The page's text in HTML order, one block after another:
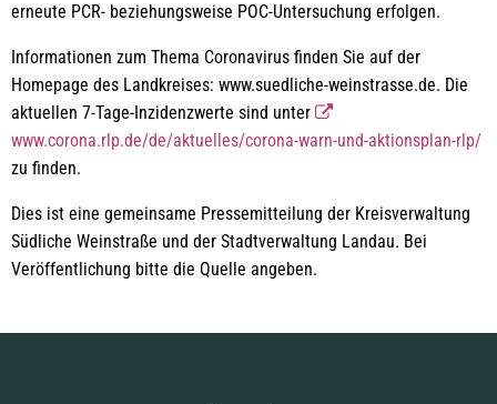
erneute PCR- beziehungsweise POC-Untersuchung erfolgen.
Informationen zum Thema Coronavirus finden Sie auf der
Homepage des Landkreises: www.suedliche-weinstrasse.de. Die
aktuellen 7-Tage-Inzidenzwerte sind unter
www.corona.rlp.de/de/aktuelles/corona-warn-und-aktionsplan-rlp/
zu finden.
Dies ist eine gemeinsame Pressemitteilung der Kreisverwaltung
Südliche Weinstraße und der Stadtverwaltung Landau. Bei
Veröffentlichung bitte die Quelle angeben.